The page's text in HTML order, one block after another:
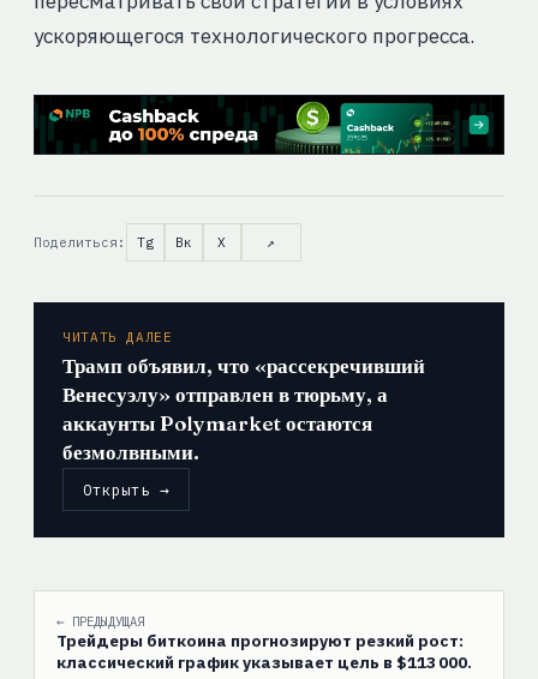
ускоряющегося технологического прогресса.
Поделиться: Tg Вк X ↗
ЧИТАТЬ ДАЛЕЕ
Трамп объявил, что «рассекречивший
Венесуэлу» отправлен в тюрьму, а
аккаунты Polymarket остаются
безмолвными.
Открыть →
← ПРЕДЫДУЩАЯ
Трейдеры биткоина прогнозируют резкий рост:
классический график указывает цель в $113 000.